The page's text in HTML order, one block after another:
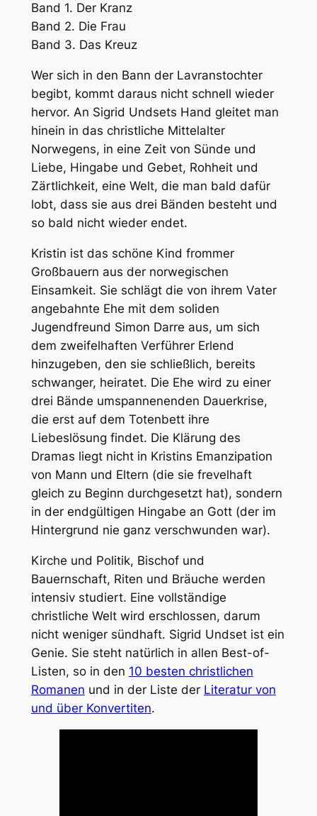
Band 1. Der Kranz
Band 2. Die Frau
Band 3. Das Kreuz
Wer sich in den Bann der Lavranstochter
begibt, kommt daraus nicht schnell wieder
hervor. An Sigrid Undsets Hand gleitet man
hinein in das christliche Mittelalter
Norwegens, in eine Zeit von Sünde und
Liebe, Hingabe und Gebet, Rohheit und
Zärtlichkeit, eine Welt, die man bald dafür
lobt, dass sie aus drei Bänden besteht und
so bald nicht wieder endet.
Kristin ist das schöne Kind frommer
Großbauern aus der norwegischen
Einsamkeit. Sie schlägt die von ihrem Vater
angebahnte Ehe mit dem soliden
Jugendfreund Simon Darre aus, um sich
dem zweifelhaften Verführer Erlend
hinzugeben, den sie schließlich, bereits
schwanger, heiratet. Die Ehe wird zu einer
drei Bände umspannenenden Dauerkrise,
die erst auf dem Totenbett ihre
Liebeslösung findet. Die Klärung des
Dramas liegt nicht in Kristins Emanzipation
von Mann und Eltern (die sie frevelhaft
gleich zu Beginn durchgesetzt hat), sondern
in der endgültigen Hingabe an Gott (der im
Hintergrund nie ganz verschwunden war).
Kirche und Politik, Bischof und
Bauernschaft, Riten und Bräuche werden
intensiv studiert. Eine vollständige
christliche Welt wird erschlossen, darum
nicht weniger sündhaft. Sigrid Undset ist ein
Genie. Sie steht natürlich in allen Best-of-
Listen, so in den 10 besten christlichen
Romanen und in der Liste der Literatur von
und über Konvertiten.